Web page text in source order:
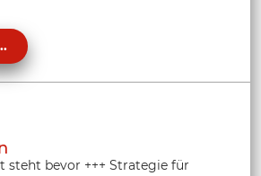
steht bevor +++ Strategie für